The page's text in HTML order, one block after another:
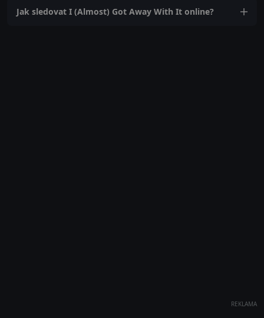
Jak sledovat I (Almost) Got Away With It online?
REKLAMA